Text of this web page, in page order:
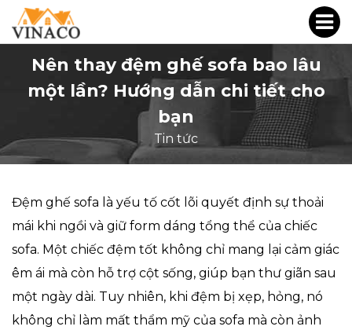
Nên thay đệm ghế sofa bao lâu
một lần? Hướng dẫn chi tiết cho
bạn
Tin tức
Đệm ghế sofa là yếu tố cốt lõi quyết định sự thoải
mái khi ngồi và giữ form dáng tổng thể của chiếc
sofa. Một chiếc đệm tốt không chỉ mang lại cảm giác
êm ái mà còn hỗ trợ cột sống, giúp bạn thư giãn sau
một ngày dài. Tuy nhiên, khi đệm bị xẹp, hỏng, nó
không chỉ làm mất thẩm mỹ của sofa mà còn ảnh